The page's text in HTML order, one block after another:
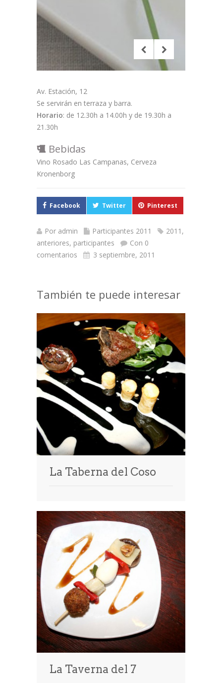
Av. Estación, 12
Se servirán en terraza y barra.
Horario: de 12.30h a 14.00h y de 19.30h a
21.30h
Bebidas
Vino Rosado Las Campanas, Cerveza
Kronenborg
Facebook Twitter Pinterest
Por admin Participantes 2011 2011 ,
anteriores, participantes
Con 0
comentarios
3 septiembre, 2011
También te puede interesar
La Taberna del Coso
La Taverna del 7